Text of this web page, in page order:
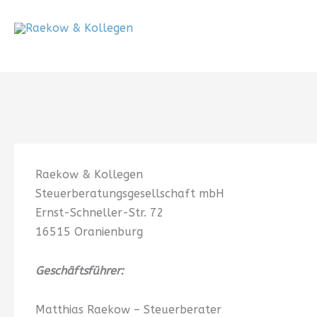
Inhalt
Raekow & Kollegen
Steuerberatungsgesellschaft mbH
Ernst-Schneller-Str. 72
16515 Oranienburg
Geschäftsführer:
Matthias Raekow – Steuerberater